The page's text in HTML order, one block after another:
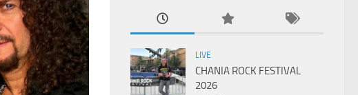
LIVE
CHANIA ROCK FESTIVAL
2026